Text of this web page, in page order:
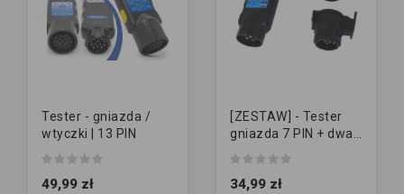
Tester - gniazda /
wtyczki | 13 PIN
49,99 zł
[ZESTAW] - Tester
gniazda 7 PIN + dwa
34,99 zł